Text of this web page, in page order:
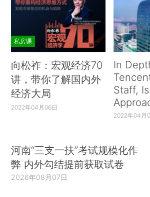
私房课
向松祚：宏观经济70
讲，带你了解国内外
经济大局
2022年04月06日
In
Staff, Is
2022年04月
河南“三支一扶”考试规模化作
弊 内外勾结提前获取试卷
2026年08月07日